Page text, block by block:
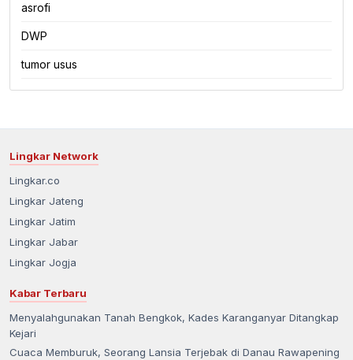
asrofi
DWP
tumor usus
Lingkar Network
Lingkar.co
Lingkar Jateng
Lingkar Jatim
Lingkar Jabar
Lingkar Jogja
Kabar Terbaru
Menyalahgunakan Tanah Bengkok, Kades Karanganyar Ditangkap
Kejari
Cuaca Memburuk, Seorang Lansia Terjebak di Danau Rawapening